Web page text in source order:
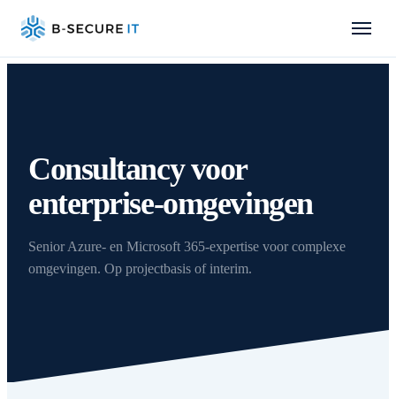
Consultancy voor
enterprise-omgevingen
Senior Azure- en Microsoft 365-expertise voor complexe
omgevingen. Op projectbasis of interim.